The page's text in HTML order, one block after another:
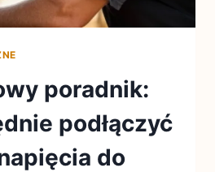
poradnik:
podłączyć
do